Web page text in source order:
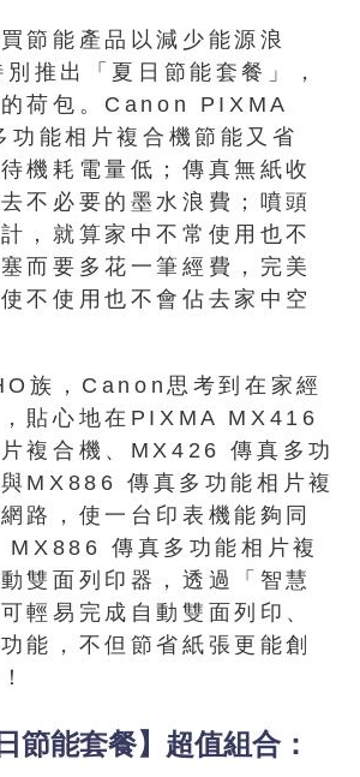
節能產品以減少能源浪
推出「夏日節能套餐」，
荷包。Canon PIXMA
能相片複合機節能又省
機耗電量低；傳真無紙收
不必要的墨水浪費；噴頭
，就算家中不常使用也不
而要多花一筆經費，完美
不使用也不會佔去家中空
族，Canon思考到在家經
貼心地在PIXMA MX416
複合機、MX426 傳真多功
MX886 傳真多功能相片複
路，使一台印表機能夠同
MX886 傳真多功能相片複
雙面列印器，透過「智慧
輕易完成自動雙面列印、
能，不但節省紙張更能創
節能套餐】超值組合：